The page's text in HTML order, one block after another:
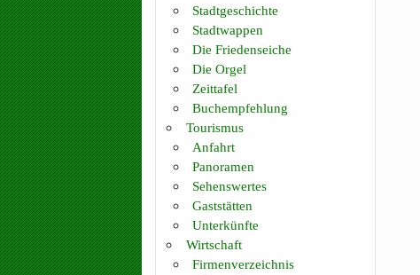
Stadtgeschichte
Stadtwappen
Die Friedenseiche
Die Orgel
Zeittafel
Buchempfehlung
Tourismus
Anfahrt
Panoramen
Sehenswertes
Gaststätten
Unterkünfte
Wirtschaft
Firmenverzeichnis